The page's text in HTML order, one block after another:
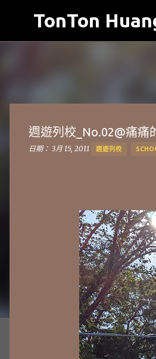
TonTon
週遊列校_No.02@痛痛
日期： 3月 15, 2011 週遊列校